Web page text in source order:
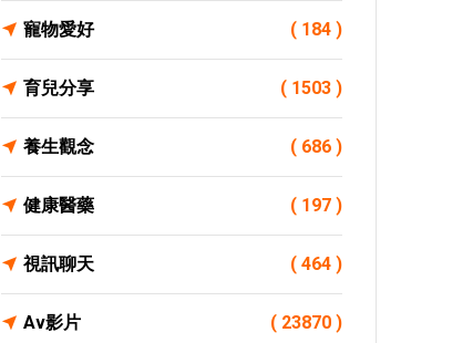
寵物愛好 ( 184 )
育兒分享 ( 1503 )
養生觀念 ( 686 )
健康醫藥 ( 197 )
視訊聊天 ( 464 )
Av影片 ( 23870 )